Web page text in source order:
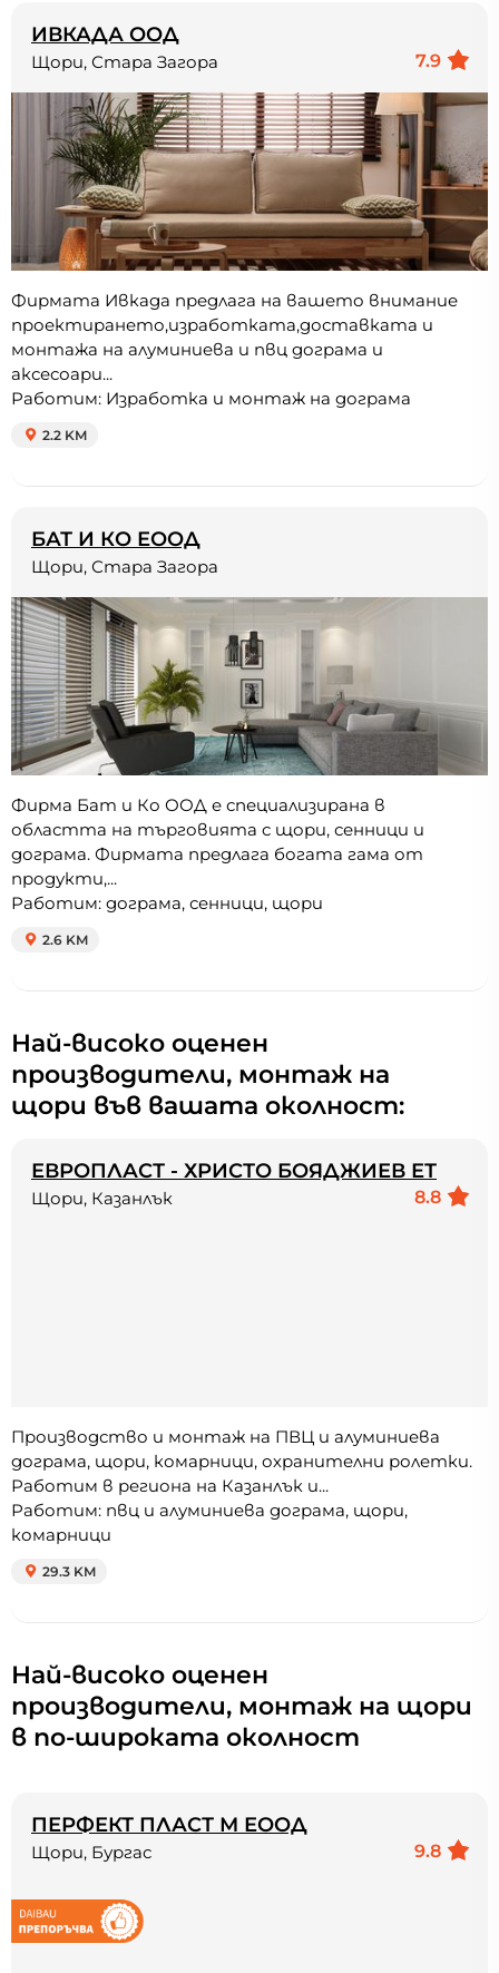
ИВКАДА ООД
7.9
Щори, Стара Загора
Фирмата Ивкада предлага на вашето внимание
проектирането,изработката,доставката и
монтажа на алуминиева и пвц дограма и
аксесоари...
Работим: Изработка и монтаж на дограма
2.2 KM
БАТ И КО ЕООД
Щори, Стара Загора
Фирма Бат и Ко ООД е специализирана в
областта на търговията с щори, сенници и
дограма. Фирмата предлага богата гама от
продукти,...
Работим: дограма, сенници, щори
2.6 KM
Най-високо оценен
производители, монтаж на
щори във вашата околност:
ЕВРОПЛАСТ - ХРИСТО БОЯДЖИЕВ ЕТ
8.8
Щори, Казанлък
Производство и монтаж на ПВЦ и алуминиева
дограма, щори, комарници, охранителни ролетки.
Работим в региона на Казанлък и...
Работим: пвц и алуминиева дограма, щори,
комарници
29.3 KM
Най-високо оценен
производители, монтаж на щори
в по-широката околност
ПЕРФЕКТ ПЛАСТ М ЕООД
9.8
Щори, Бургас